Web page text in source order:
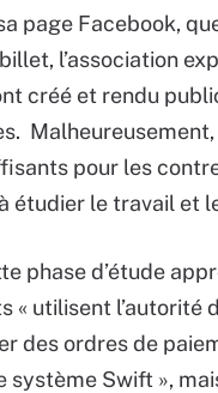
page Facebook,
l’association
créé et rendu
pour les
étudier le travail et
phase d’étude
« utilisent l’autorité
des ordres de
système Swift »,